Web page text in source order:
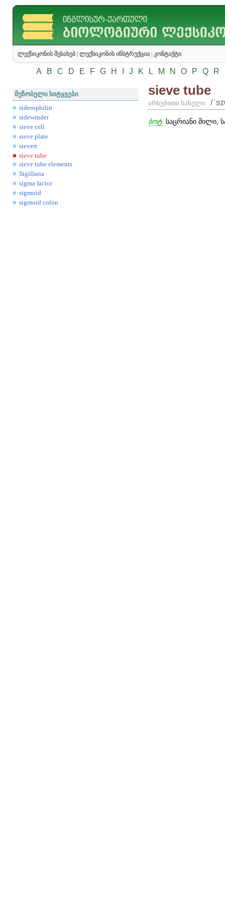
ლექსიკონის შესახებ ლექსიკონის ინსტრუქცია კონტაქტი
A B C D E F G H J K L M N O P Q R
მეზობელი სიტყვები
siderophilin
sidewinder
sieve cell
sieve plate
sievert
sieve tube
sieve tube elements
Sigillaria
sigma factor
sigmoid
sigmoid colon
sieve tube
არსებითი სახელი /
ბოტ. საცრიანი მილი,